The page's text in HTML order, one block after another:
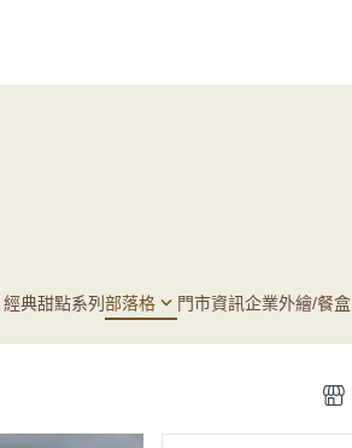
經典甜點系列 部落格
4K專欄小品
門市資訊企業外繪/餐盒